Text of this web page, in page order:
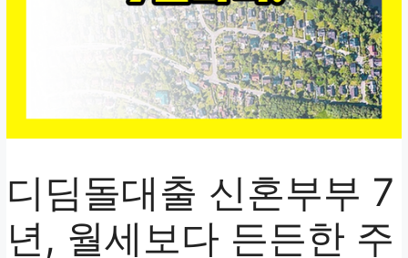
디딤돌대출 신혼부부 7
년, 월세보다 든든한 주